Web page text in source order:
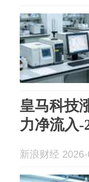
皇马科技
力净流入-
新浪财经